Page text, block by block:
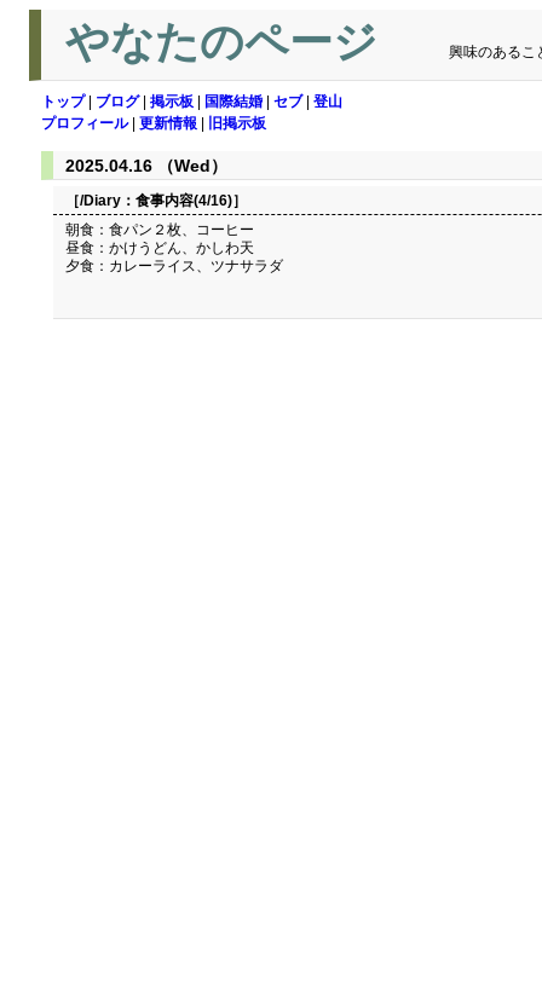
やなたのページ 興味のあるこ
トップ| ブログ| 掲示板 国際結婚 セブ| 登山
プロフィール| 更新情報 旧掲示板
2025.04.16 （Wed）
［/Diary： 食事内容(4/16)］
朝食：食パン２枚、コーヒー
昼食：かけうどん、かしわ天
夕食：カレーライス、ツナサラダ